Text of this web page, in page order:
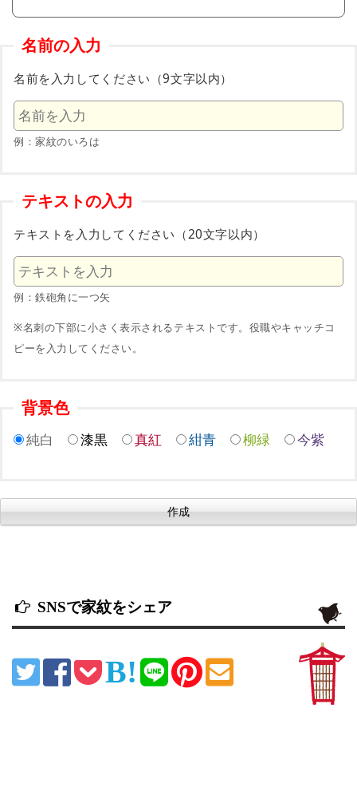
名前の入力
名前を入力してください（9文字以内）
例：家紋のいろは
テキストの入力
テキストを入力してください（20文字以内）
例：鉄砲角に一つ矢
※名刺の下部に小さく表示されるテキストです。役職やキャッチコ
ピーを入力してください。
背景色
純白 漆黒 真紅 紺青 柳緑 今紫
SNSで家紋をシェア